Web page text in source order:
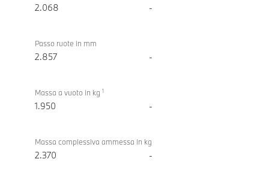
2.068 -
Passo ruote in mm
2.857 -
Massa a vuoto in kg 1
1.950 -
Massa complessiva ammessa in kg
2.370 -